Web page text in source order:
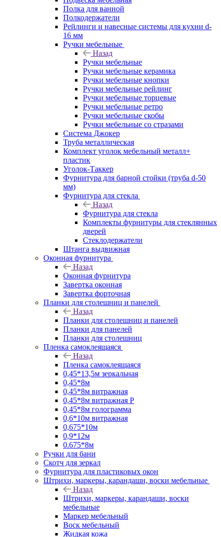
Полка для ванной
Полкодержатели
Рейлинги и навесные системы для кухни d-
16 мм
Ручки мебельные
Назад
Ручки мебельные
Ручки мебельные керамика
Ручки мебельные кнопки
Ручки мебельные рейлинг
Ручки мебельные торцевые
Ручки мебельные ретро
Ручки мебельные скобы
Ручки мебельные со стразами
Система Джокер
Труба металлическая
Комплект уголок мебельный металл+
пластик
Уголок-Таккер
Фурнитура для барной стойки (труба d-50
мм)
Фурнитура для стекла
Назад
Фурнитура для стекла
Комплекты фурнитуры для стеклянных
дверей
Стеклодержатели
Штанга выдвижная
Оконная фурнитура
Назад
Оконная фурнитура
Завертка оконная
Завертка форточная
Планки для столешниц и панелей
Назад
Планки для столешниц и панелей
Планки для панелей
Планки для столешниц
Пленка самоклеящаяся
Назад
Пленка самоклеящаяся
0,45*13,5м зеркальная
0,45*8м
0,45*8м витражная
0,45*8м витражная Р
0,45*8м голограмма
0,6*10м витражная
0,675*10м
0,9*12м
0.675*8м
Ручки для бани
Скотч для зеркал
Фурнитура для пластиковых окон
Штрихи, маркеры, карандаши, воски мебельные
Назад
Штрихи, маркеры, карандаши, воски
мебельные
Маркер мебельный
Воск мебельный
Жидкая кожа